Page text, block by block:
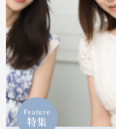
Feature
特集